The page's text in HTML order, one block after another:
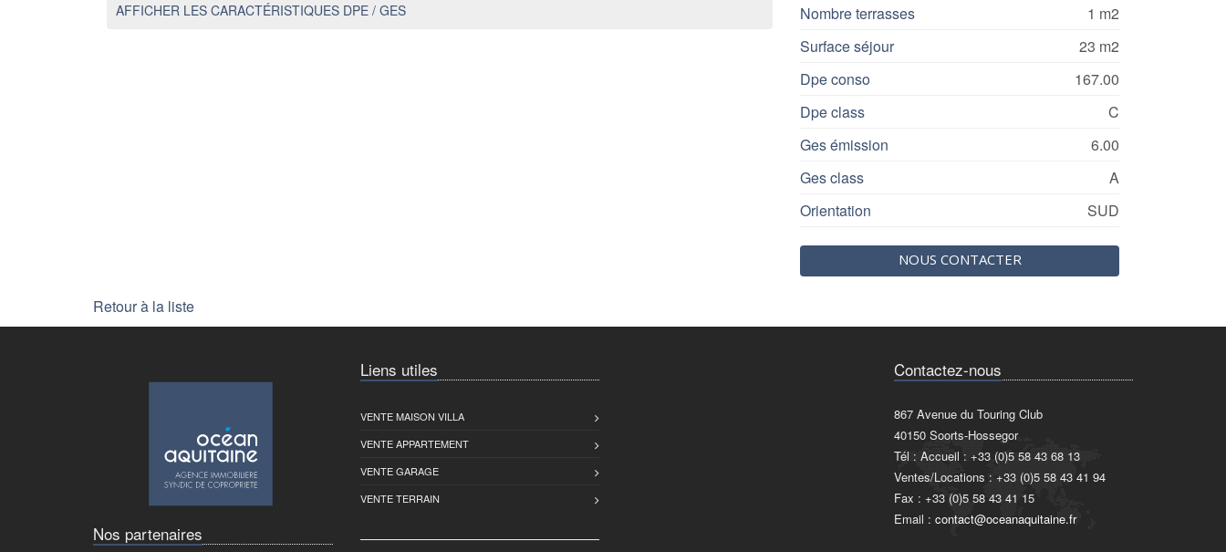
AFFICHER LES CARACTÉRISTIQUES DPE / GES
Nombre terrasses
1 m2
Surface séjour
23 m2
Dpe conso
167.00
Dpe class
C
Ges émission
6.00
Ges class
A
Orientation
SUD
NOUS CONTACTER
Retour à la liste
Nos partenaires
Liens utiles
VENTE MAISON VILLA
VENTE APPARTEMENT
VENTE GARAGE
VENTE TERRAIN
Contactez-nous
867 Avenue du Touring Club
40150 Soorts-Hossegor
Tél : Accueil : +33 (0)5 58 43 68 13
Ventes/Locations : +33 (0)5 58 43 41 94
Fax : +33 (0)5 58 43 41 15
Email : contact@oceanaquitaine.fr